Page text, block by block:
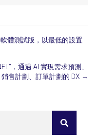
體測試版，以最低的設置
，通過 AI 實現需求預測、
銷售計劃、訂單計劃的 DX →